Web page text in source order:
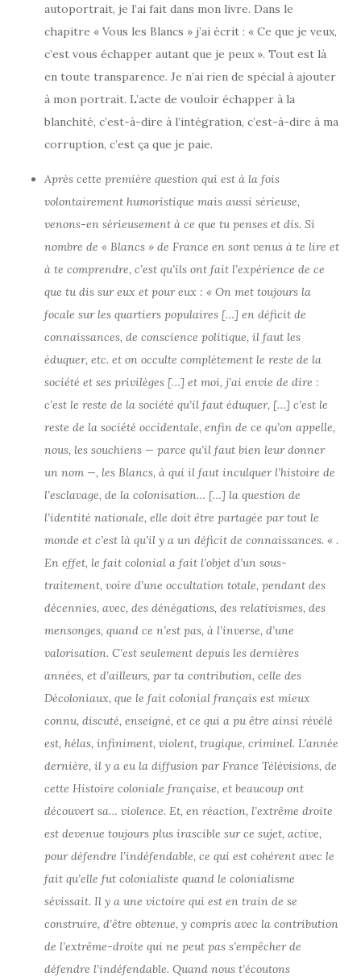
autoportrait, je l’ai fait dans mon livre. Dans le
chapitre « Vous les Blancs » j’ai écrit : « Ce que je veux,
c’est vous échapper autant que je peux ». Tout est là
en toute transparence. Je n’ai rien de spécial à ajouter
à mon portrait. L’acte de vouloir échapper à la
blanchité, c’est-à-dire à l’intégration, c’est-à-dire à ma
corruption, c’est ça que je paie.
Après cette première question qui est à la fois
volontairement humoristique mais aussi sérieuse,
venons-en sérieusement à ce que tu penses et dis. Si
nombre de « Blancs » de France en sont venus à te lire et
à te comprendre, c’est qu’ils ont fait l’expérience de ce
que tu dis sur eux et pour eux : « On met toujours la
focale sur les quartiers populaires […] en déficit de
connaissances, de conscience politique, il faut les
éduquer, etc. et on occulte complètement le reste de la
société et ses privilèges […] et moi, j’ai envie de dire :
c’est le reste de la société qu’il faut éduquer, […] c’est le
reste de la société occidentale, enfin de ce qu’on appelle,
nous, les souchiens — parce qu’il faut bien leur donner
un nom —, les Blancs, à qui il faut inculquer l’histoire de
l’esclavage, de la colonisation… […] la question de
l’identité nationale, elle doit être partagée par tout le
monde et c’est là qu’il y a un déficit de connaissances. « .
En effet, le fait colonial a fait l’objet d’un sous-
traitement, voire d’une occultation totale, pendant des
décennies, avec, des dénégations, des relativismes, des
mensonges, quand ce n’est pas, à l’inverse, d’une
valorisation. C’est seulement depuis les dernières
années, et d’ailleurs, par ta contribution, celle des
Décoloniaux, que le fait colonial français est mieux
connu, discuté, enseigné, et ce qui a pu être ainsi révélé
est, hélas, infiniment, violent, tragique, criminel. L’année
dernière, il y a eu la diffusion par France Télévisions, de
cette Histoire coloniale française, et beaucoup ont
découvert sa… violence. Et, en réaction, l’extrême droite
est devenue toujours plus irascible sur ce sujet, active,
pour défendre l’indéfendable, ce qui est cohérent avec le
fait qu’elle fut colonialiste quand le colonialisme
sévissait. Il y a une victoire qui est en train de se
construire, d’être obtenue, y compris avec la contribution
de l’extrême-droite qui ne peut pas s’empêcher de
défendre l’indéfendable. Quand nous t’écoutons